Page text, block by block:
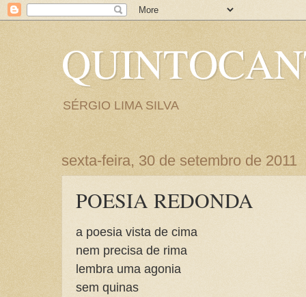
SÉRGIO LIMA SILVA
sexta-feira, 30 de setembro de 2011
POESIA REDONDA
a poesia vista de cima
nem precisa de rima
lembra uma agonia
sem quinas